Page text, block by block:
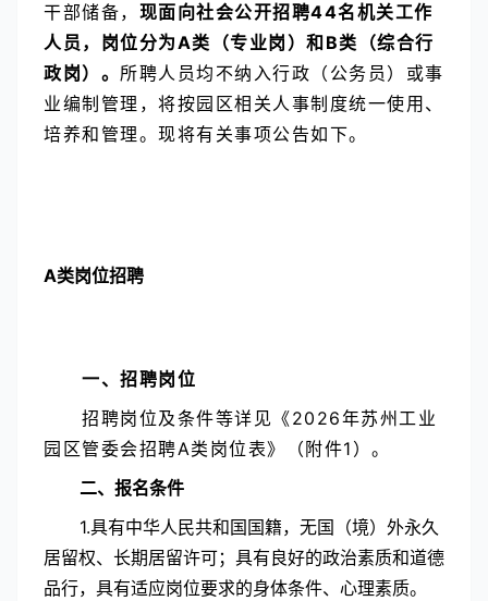
干部储备， 现面向社会公开招聘44名机关工作
人员，岗位分为A类（专业岗）和B类（综合行
政岗）。 所聘人员均不纳入行政（公务员）或事
业编制管理，将按园区相关人事制度统一使用、
培养和管理。现将有关事项公告如下。
A类岗位招聘
一、招聘岗位
招聘岗位及条件等详见《2026年苏州工业
园区管委会招聘A类岗位表》（附件1）。
二、报名条件
1.具有中华人民共和国国籍，无国（境）外永久
居留权、长期居留许可；具有良好的政治素质和道德
品行，具有适应岗位要求的身体条件、心理素质。